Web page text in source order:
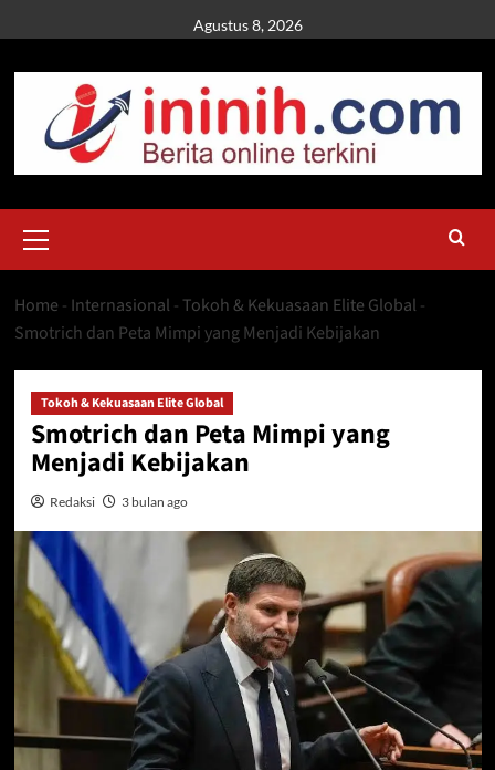
to
content
Agustus 8, 2026
Menu
Home - Internasional - Tokoh & Kekuasaan Elite Global -
Smotrich dan Peta Mimpi yang Menjadi Kebijakan
Tokoh & Kekuasaan Elite Global
Smotrich dan Peta Mimpi yang
Menjadi Kebijakan
Redaksi 3 bulan ago